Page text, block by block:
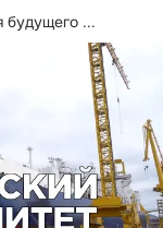
будущего ...